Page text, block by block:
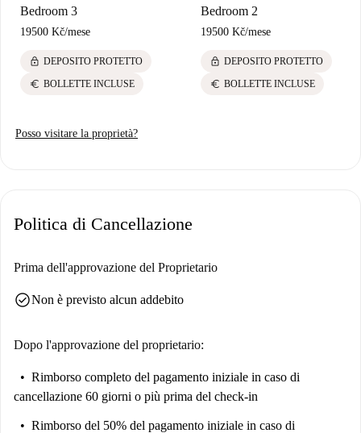
Bedroom 3
19500 Kč/mese
lock DEPOSITO PROTETTO
euro BOLLETTE INCLUSE
Bedroom 2
19500 Kč/mese
lock DEPOSITO PROTETTO
euro BOLLETTE INCLUSE
Posso visitare la proprietà?
Politica di Cancellazione
Prima dell'approvazione del Proprietario
check_circleNon è previsto alcun addebito
Dopo l'approvazione del proprietario:
Rimborso completo del pagamento iniziale in caso di
cancellazione 60 giorni o più prima del check-in
Rimborso del 50% del pagamento iniziale in caso di